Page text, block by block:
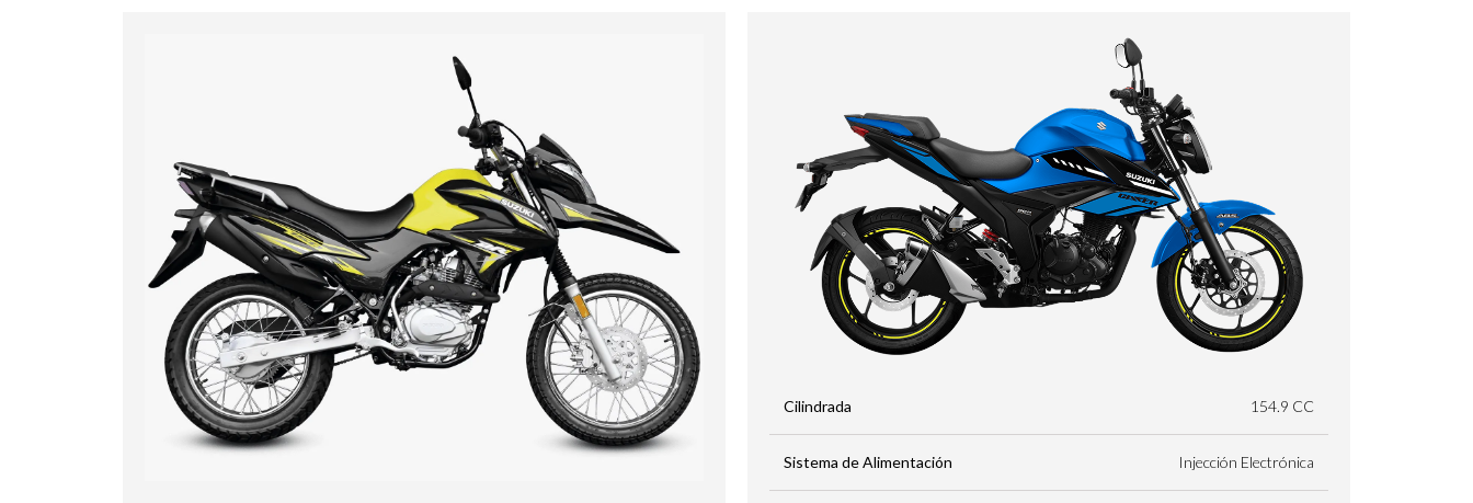
Cilindrada 154.9 CC
Sistema de Alimentación Injección Electrónica